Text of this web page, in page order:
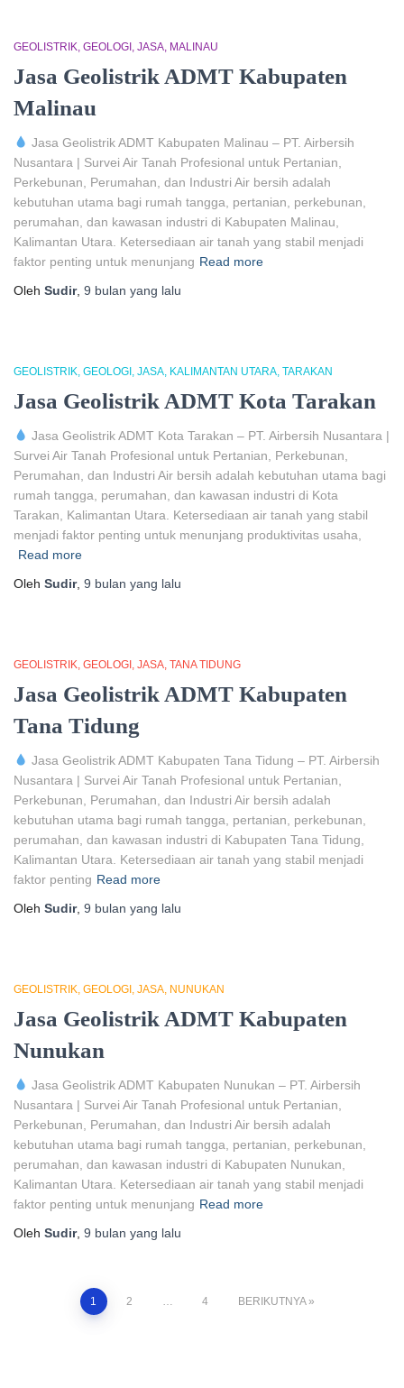
GEOLISTRIK GEOLOGI JASA MALINAU
Jasa Geolistrik ADMT Kabupaten
Malinau
Jasa Geolistrik ADMT Kabupaten Malinau – PT. Airbersih
Nusantara | Survei Air Tanah Profesional untuk Pertanian,
Perkebunan, Perumahan, dan Industri Air bersih adalah
kebutuhan utama bagi rumah tangga, pertanian, perkebunan,
perumahan, dan kawasan industri di Kabupaten Malinau,
Kalimantan Utara. Ketersediaan air tanah yang stabil menjadi
faktor penting untuk menunjang Read more
Oleh Sudir, 9 bulan yang lalu
GEOLISTRIK GEOLOGI JASA KALIMANTAN UTARA TARAKAN
Jasa Geolistrik ADMT Kota Tarakan
Jasa Geolistrik ADMT Kota Tarakan – PT. Airbersih Nusantara |
Survei Air Tanah Profesional untuk Pertanian, Perkebunan,
Perumahan, dan Industri Air bersih adalah kebutuhan utama bagi
rumah tangga, perumahan, dan kawasan industri di Kota
Tarakan, Kalimantan Utara. Ketersediaan air tanah yang stabil
menjadi faktor penting untuk menunjang produktivitas usaha,
Read more
Oleh Sudir, 9 bulan yang lalu
GEOLISTRIK GEOLOGI JASA TANA TIDUNG
Jasa Geolistrik ADMT Kabupaten
Tana Tidung
Jasa Geolistrik ADMT Kabupaten Tana Tidung – PT. Airbersih
Nusantara | Survei Air Tanah Profesional untuk Pertanian,
Perkebunan, Perumahan, dan Industri Air bersih adalah
kebutuhan utama bagi rumah tangga, pertanian, perkebunan,
perumahan, dan kawasan industri di Kabupaten Tana Tidung,
Kalimantan Utara. Ketersediaan air tanah yang stabil menjadi
faktor penting Read more
Oleh Sudir, 9 bulan yang lalu
GEOLISTRIK GEOLOGI JASA NUNUKAN
Jasa Geolistrik ADMT Kabupaten
Nunukan
Jasa Geolistrik ADMT Kabupaten Nunukan – PT. Airbersih
Nusantara | Survei Air Tanah Profesional untuk Pertanian,
Perkebunan, Perumahan, dan Industri Air bersih adalah
kebutuhan utama bagi rumah tangga, pertanian, perkebunan,
perumahan, dan kawasan industri di Kabupaten Nunukan,
Kalimantan Utara. Ketersediaan air tanah yang stabil menjadi
faktor penting untuk menunjang Read more
Oleh Sudir, 9 bulan yang lalu
Paginasi
1 2 … 4 BERIKUTNYA